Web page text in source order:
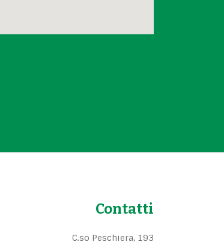
Contatti
C.so Peschiera, 193